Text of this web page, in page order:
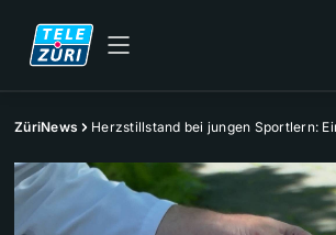
ZüriNews Herzstillstand bei jungen Sportlern: